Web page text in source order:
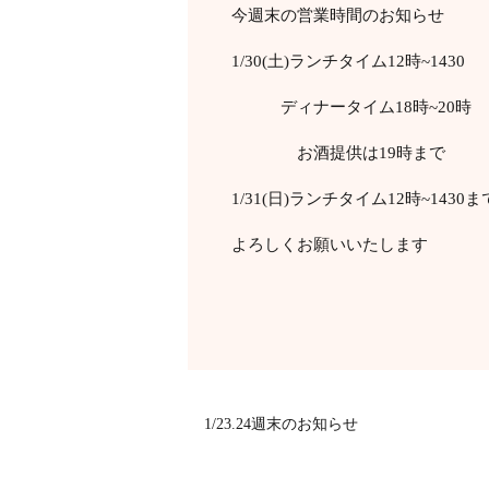
今週末の営業時間のお知らせ
1/30(土)ランチタイム12時~1430
ディナータイム18時~20時
お酒提供は19時まで
1/31(日)ランチタイム12時~1430ま
よろしくお願いいたします
1/23.24週末のお知らせ